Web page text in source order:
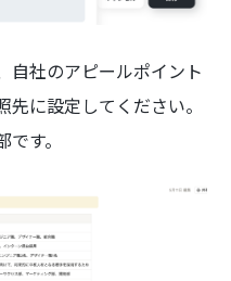
社のアピールポイント
に設定してください。
す。